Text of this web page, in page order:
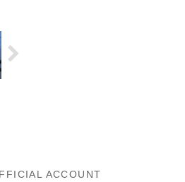
ACCOUNT